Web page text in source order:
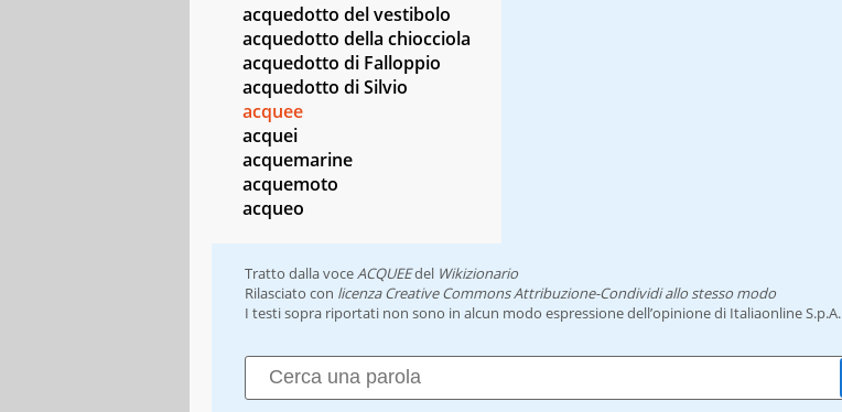
acquedotto del vestibolo
acquedotto della chiocciola
acquedotto di Falloppio
acquedotto di Silvio
acquee
acquei
acquemarine
acquemoto
acqueo
Tratto dalla voce ACQUEEdel Wikizionario
Rilasciato con licenza Creative Commons Attribuzione-Condividi allo stesso modo
I testi sopra riportati non sono in alcun modo espressione dell’opinione di Italiaonline S.p.A.